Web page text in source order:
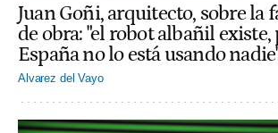
Juan Goñi, arquitecto, sobre la
de obra: "el robot albañil existe,
España no lo está usando
Alvarez del Vayo